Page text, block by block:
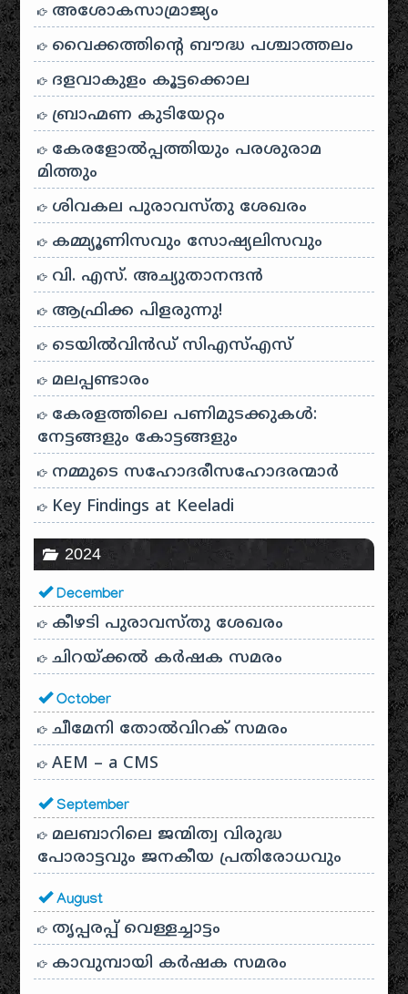
അശോകസാമ്രാജ്യം
വൈക്കത്തിന്റെ ബൗദ്ധ പശ്ചാത്തലം
ദളവാകുളം കൂട്ടക്കൊല
ബ്രാഹ്മണ കുടിയേറ്റം
കേരളോൽപ്പത്തിയും പരശുരാമ
മിത്തും
ശിവകല പുരാവസ്തു ശേഖരം
കമ്മ്യൂണിസവും സോഷ്യലിസവും
വി. എസ്. അച്യുതാനന്ദൻ
ആഫ്രിക്ക പിളരുന്നു!
ടെയിൽ‌വിൻഡ് സി‌എസ്‌എസ്
മലപ്പണ്ടാരം
കേരളത്തിലെ പണിമുടക്കുകൾ:
നേട്ടങ്ങളും കോട്ടങ്ങളും
നമ്മുടെ സഹോദരീസഹോദരന്മാർ
Key Findings at Keeladi
2024
December
കീഴടി പുരാവസ്തു ശേഖരം
ചിറയ്ക്കൽ കർഷക സമരം
October
ചീമേനി തോൽവിറക് സമരം
AEM – a CMS
September
മലബാറിലെ ജന്മിത്വ വിരുദ്ധ
പോരാട്ടവും ജനകീയ പ്രതിരോധവും
August
തൃപ്പരപ്പ് വെള്ളച്ചാട്ടം
കാവുമ്പായി കർഷക സമരം